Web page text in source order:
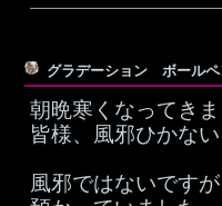
グラデーション ボール
朝晩寒くなってき
皆様、風邪ひかな
風邪ではないです